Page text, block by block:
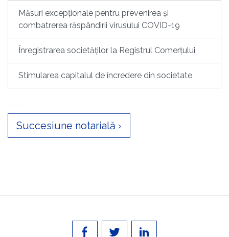
Măsuri excepționale pentru prevenirea și
combatrerea răspândirii virusului COVID-19
Înregistrarea societăților la Registrul Comerțului
Stimularea capitalul de încredere din societate
Succesiune notarială ›